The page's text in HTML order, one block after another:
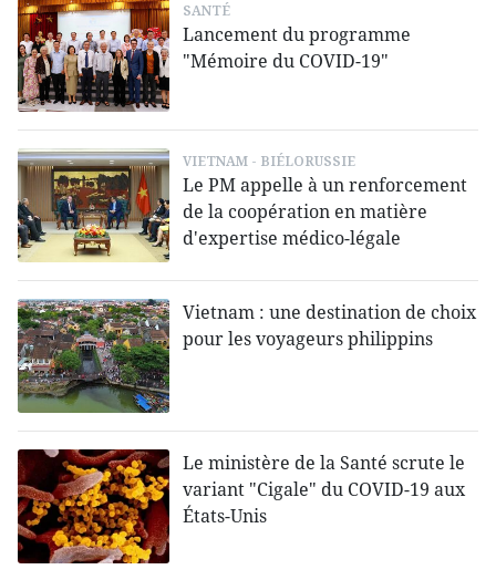
SANTÉ
Lancement du programme
"Mémoire du COVID-19"
VIETNAM - BIÉLORUSSIE
Le PM appelle à un renforcement
de la coopération en matière
d'expertise médico-légale
Vietnam : une destination de choix
pour les voyageurs philippins
Le ministère de la Santé scrute le
variant "Cigale" du COVID-19 aux
États-Unis